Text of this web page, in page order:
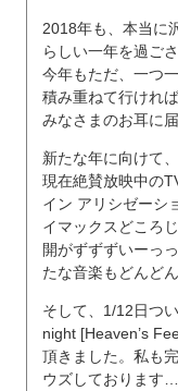
2018年も、本当
らしい一年を過ご
今年もただ、一つ
積み重ねて行けれ
みなさまのお耳に
新たな年に向けて
現在絶賛放映中の
イン アリシゼーシ
イマックスどころ
開がずずずいーっ
たな音楽もどんど
そして、1/12日つ
night [Heaven’s
頂きました。私も
ウズしております